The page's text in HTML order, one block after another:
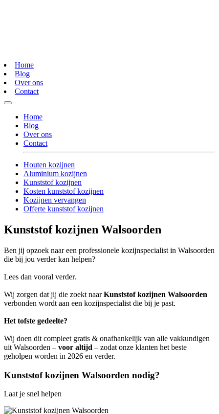
Home
Blog
Over ons
Contact
Home
Blog
Over ons
Contact
Houten kozijnen
Aluminium kozijnen
Kunststof kozijnen
Kosten kunststof kozijnen
Kozijnen vervangen
Offerte kunststof kozijnen
Kunststof kozijnen Walsoorden
Ben jij opzoek naar een professionele kozijnspecialist in Walsoorden
die bij jou verder kan helpen?
Lees dan vooral verder.
Wij zorgen dat jij die zoekt naarKunststof kozijnen Walsoorden
verbonden wordt aan een kozijnspecialist die bij je past.
Het tofste gedeelte?
Wij doen dit compleet gratis & onafhankelijk van alle vakkundigen
uit Walsoorden – voor altijd – zodat onze klanten het beste
geholpen worden in 2026 en verder.
Kunststof kozijnen Walsoorden nodig?
Laat je snel helpen